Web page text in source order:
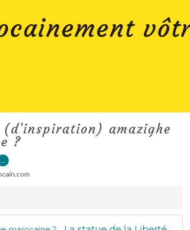
amazighe
?
…